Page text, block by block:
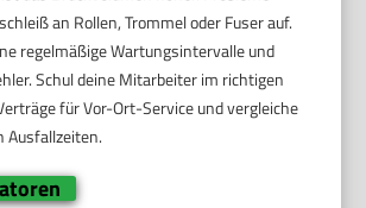
an Rollen, Trommel oder Fuser auf.
regelmäßige Wartungsintervalle und
Schul deine Mitarbeiter im richtigen
für Vor-Ort-Service und vergleiche
Ausfallzeiten.